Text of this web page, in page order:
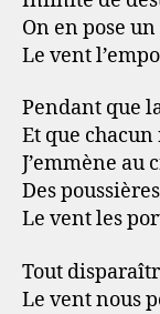
On en pose
Le vent
Pendant que
Et que
J’emmène au
Des
Le vent les
Tout
Le vent nous